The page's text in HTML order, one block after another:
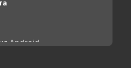
Android